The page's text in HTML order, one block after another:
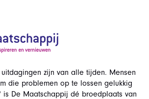
zijn van alle tijden. Mensen
die problemen op te lossen gelukkig
is De Maatschappij dé broedplaats van